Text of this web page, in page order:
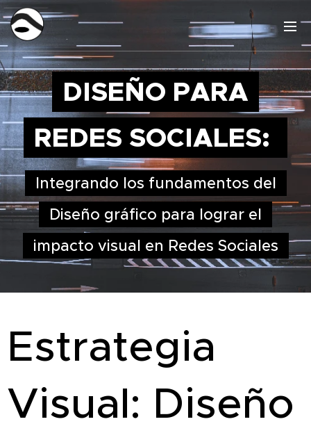
DISEÑO PARA
REDES SOCIALES:
Integrando los fundamentos del
Diseño gráfico para lograr el
impacto visual en Redes Sociales
Estrategia
Visual: Diseño